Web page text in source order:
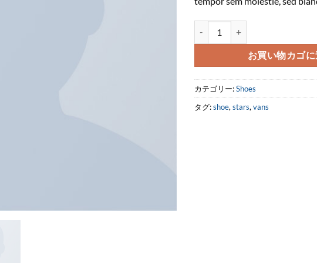
お買い物カゴに
カテゴリー:Shoes
タグ:shoe, stars, vans